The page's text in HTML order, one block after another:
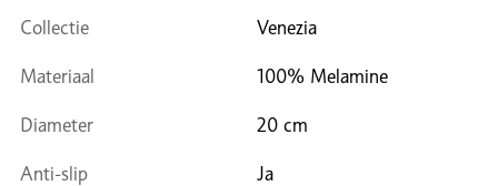
Collectie Venezia
Materiaal 100% Melamine
Diameter 20 cm
Anti-slip Ja